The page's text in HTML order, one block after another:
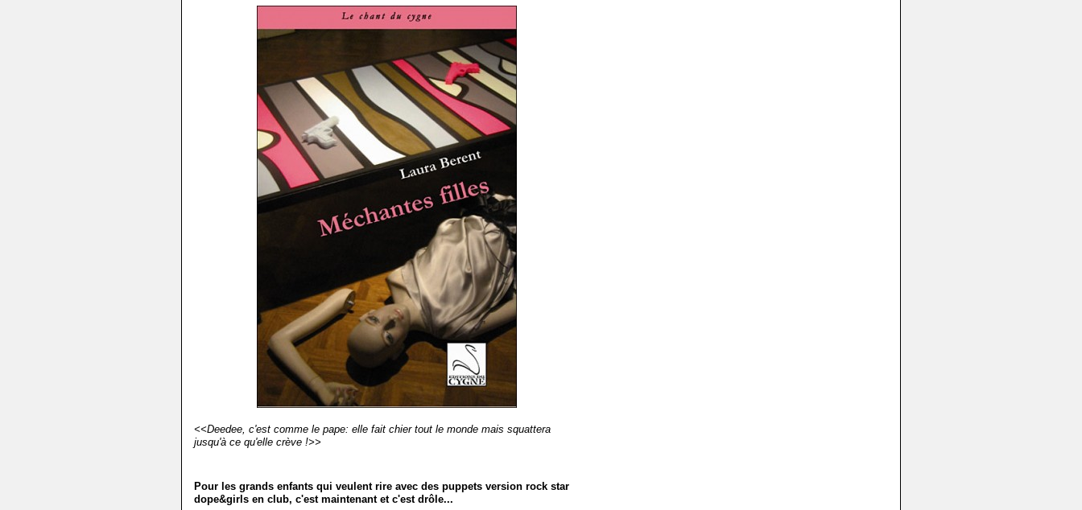
<<Deedee, c'est comme le pape: elle fait chier tout le monde mais squattera
jusqu'à ce qu'elle crève !>>
Pour les grands enfants qui veulent rire avec des puppets version rock star
dope&girls en club, c'est maintenant et c'est drôle...